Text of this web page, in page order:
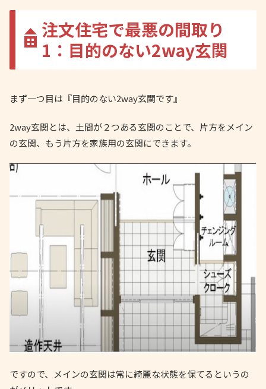
注文住宅で最悪の間取り
1：目的のない2way玄関
まず一つ目は『目的のない2way玄関です』
2way玄関とは、土間が２つある玄関のことで、片方をメイン
の玄関、もう片方を家族用の玄関にできます。
ですので、メインの玄関は常に綺麗な状態を保てるというの